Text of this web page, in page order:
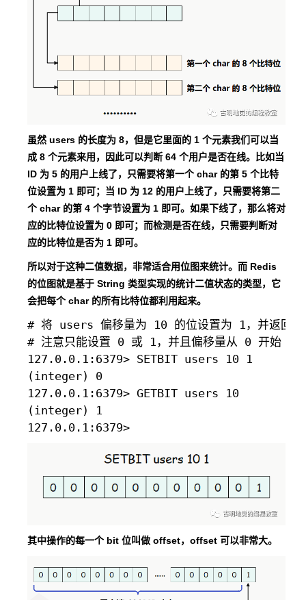
虽然 users 的长度为 8，但是它里面的 1 个元素我们可以当
成 8 个元素来用，因此可以判断 64 个用户是否在线。比如当
ID 为 5 的用户上线了，只需要将第一个 char 的第 5 个比特
位设置为 1 即可；当 ID 为 12 的用户上线了，只需要将第二
个 char 的第 4 个字节设置为 1 即可。如果下线了，那么将对
应的比特位设置为 0 即可；而检测是否在线，只需要判断对
应的比特位是否为 1 即可。
所以对于这种二值数据，非常适合用位图来统计。而 Redis
的位图就是基于 String 类型实现的统计二值状态的类型，它
会把每个 char 的所有比特位都利用起来。
# 将 users 偏移量为 10 的位设置为 1，并返回该
# 注意只能设置 0 或 1，并且偏移量从 0 开始
127.0.0.1:6379> SETBIT users 10 1
(integer) 0
127.0.0.1:6379> GETBIT users 10
(integer) 1
其中操作的每一个 bit 位叫做 offset，offset 可以非常大。